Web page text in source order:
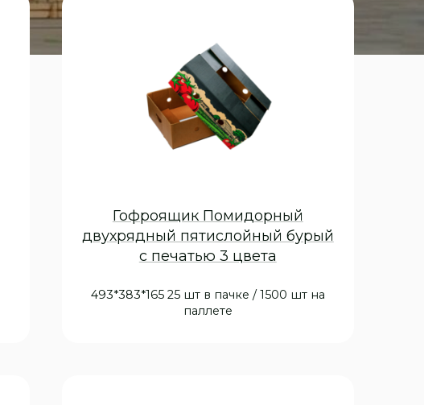
Гофроящик Помидорный
двухрядный пятислойный бурый
с печатью 3 цвета
493*383*165 25 шт в пачке / 1500 шт на
паллете